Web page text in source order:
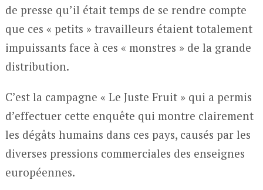
de presse qu’il était temps de se rendre compte
que ces « petits » travailleurs étaient totalement
impuissants face à ces « monstres » de la grande
distribution.
C’est la campagne « Le Juste Fruit » qui a permis
d’effectuer cette enquête qui montre clairement
les dégâts humains dans ces pays, causés par les
diverses pressions commerciales des enseignes
européennes.